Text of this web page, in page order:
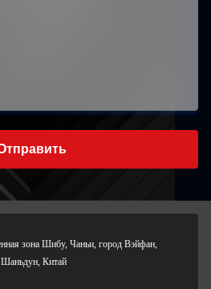
зона Шибу, Чаньи, город Вэйфан,
Китай